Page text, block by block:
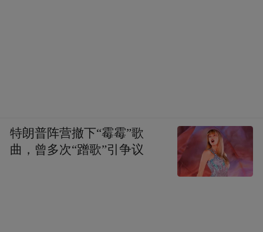
特朗普阵营撤下“霉霉”歌
曲，曾多次“蹭歌”引争议